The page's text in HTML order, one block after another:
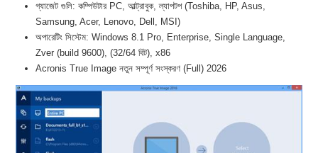
গ্যাজেট গুলি: কম্পিউটার PC, আল্ট্রাবুক, ল্যাপটপ (Toshiba, HP, Asus,
Samsung, Acer, Lenovo, Dell, MSI)
অপারেটিং সিস্টেম: Windows 8.1 Pro, Enterprise, Single Language,
Zver (build 9600), (32/64 বিট), x86
Acronis True Image নতুন সম্পূর্ণ সংস্করণ (Full) 2026